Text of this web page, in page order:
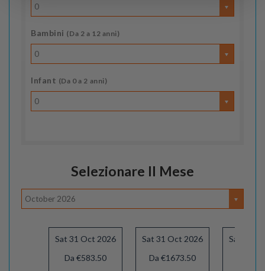
0
Bambini (Da 2 a 12 anni)
0
Infant (Da 0 a 2 anni)
0
Selezionare Il Mese
October 2026
Sat 31 Oct 2026
Da €583.50
Sat 31 Oct 2026
Da €1673.50
Sat 07